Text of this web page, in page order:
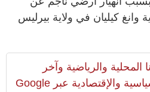
وانغ كيليان في ولاية بيرليس
المحلية والرياضية وآخر
المستجدات السياسية والإقتصادية عبر Google